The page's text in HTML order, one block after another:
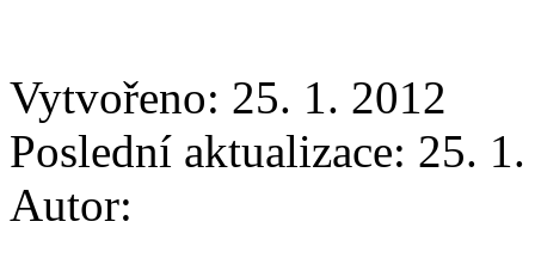
Vytvořeno: 25. 1. 2012
Poslední aktualizace: 25.
Autor: